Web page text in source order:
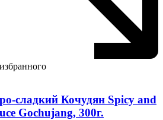
сладкий Кочудян Spicy and
Gochujang, 300г.